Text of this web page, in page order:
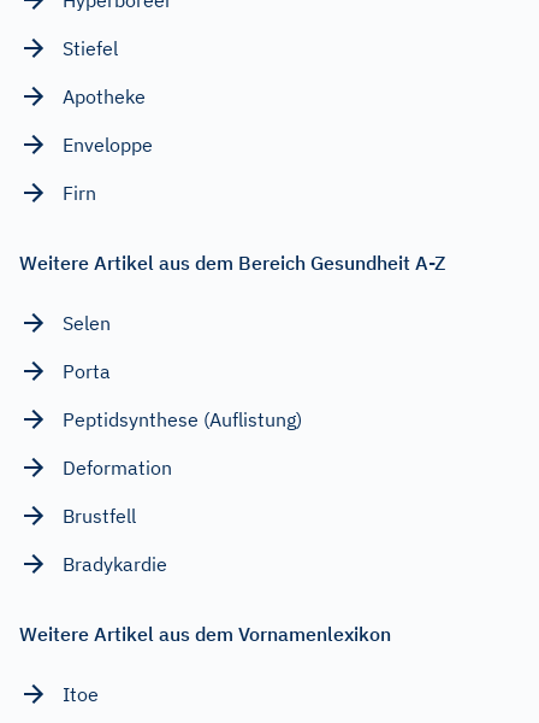
Stiefel
Apotheke
Enveloppe
Firn
Weitere Artikel aus dem Bereich Gesundheit A-Z
Selen
Porta
Peptidsynthese (Auflistung)
Deformation
Brustfell
Bradykardie
Weitere Artikel aus dem Vornamenlexikon
Itoe